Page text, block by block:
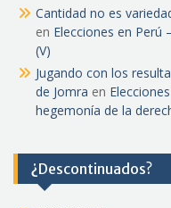
Cantidad no es
en Elecciones en Perú
(V)
Jugando con los
de Jomra en
hegemonía de la
¿Descontinuados?